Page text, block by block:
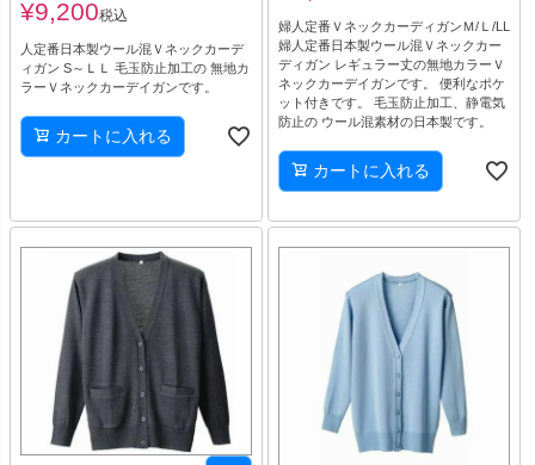
¥9,200税込
人定番日本製ウール混Ｖネックカーデ
ィガン S～ＬＬ 毛玉防止加工の 無地カ
ラーＶネックカーデイガンです。
カートに入れる
婦人定番ＶネックカーディガンＭ/Ｌ/LL
婦人定番日本製ウール混Ｖネックカー
ディガン レギュラー丈の無地カラーＶ
ネックカーデイガンです。 便利なポケ
ット付きです。 毛玉防止加工、静電気
防止の ウール混素材の日本製です。
カートに入れる